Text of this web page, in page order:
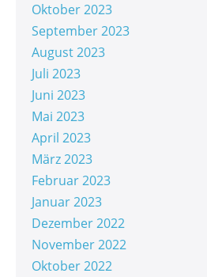
Oktober 2023
September 2023
August 2023
Juli 2023
Juni 2023
Mai 2023
April 2023
März 2023
Februar 2023
Januar 2023
Dezember 2022
November 2022
Oktober 2022